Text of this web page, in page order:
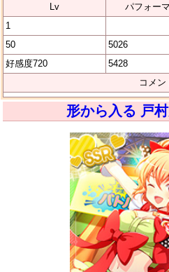
Lv パフォー
1
50
5026
好感度720
5428
コメン
形から入る 戸